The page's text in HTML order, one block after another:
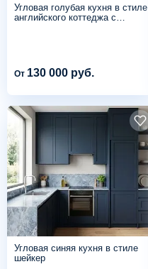
Угловая голубая кухня в стиле
английского коттеджа с
От 130 000 руб.
Угловая синяя кухня в стиле
шейкер